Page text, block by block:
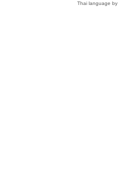
Thai language by